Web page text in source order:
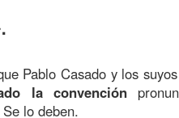
Pablo Casado y los
la convención
lo deben.